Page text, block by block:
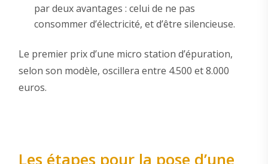
par deux avantages : celui de ne pas
consommer d’électricité, et d’être silencieuse.
Le premier prix d’une micro station d’épuration,
selon son modèle, oscillera entre 4.500 et 8.000
euros.
Les étapes pour la pose d’une